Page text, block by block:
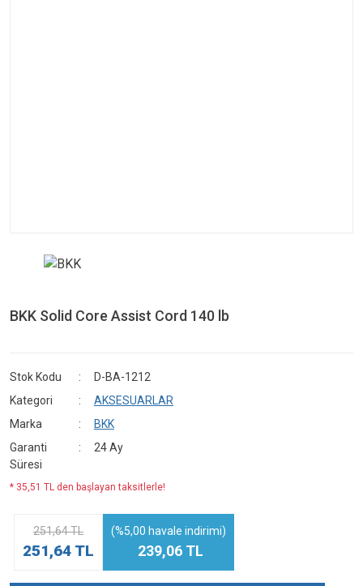
BKK Solid Core Assist Cord 140 lb
Stok Kodu
D-BA-1212
Kategori
AKSESUARLAR
Marka
BKK
Garanti
Süresi
24 Ay
* 35,51 TL den başlayan taksitlerle!
251,64 TL
251,64 TL
(%5,00 havale indirimi)
239,06 TL